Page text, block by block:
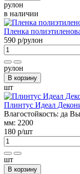
рулон
в наличии
Пленка
590 р/рулон
рулон
В корзину
шт
Плинтус Идеал
Влагостойкость: да
мм: 2200
180 р/шт
шт
В корзину